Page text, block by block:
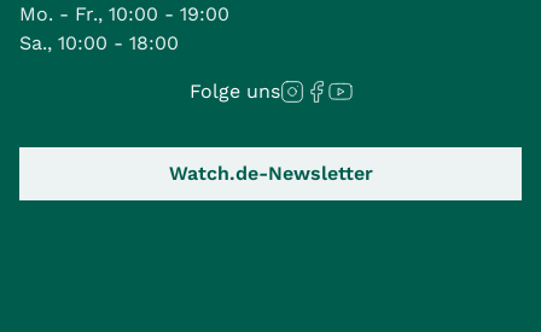
Mo. - Fr., 10:00 - 19:00
Sa., 10:00 - 18:00
Folge uns
Watch.de-Newsletter